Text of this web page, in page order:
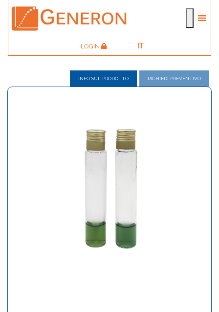
LOGIN IT
INFO SUL PRODOTTO RICHIEDI PREVENTIVO